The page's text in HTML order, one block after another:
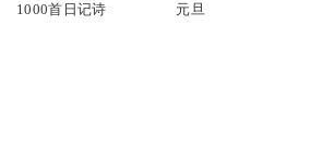
1000首日记诗 元旦